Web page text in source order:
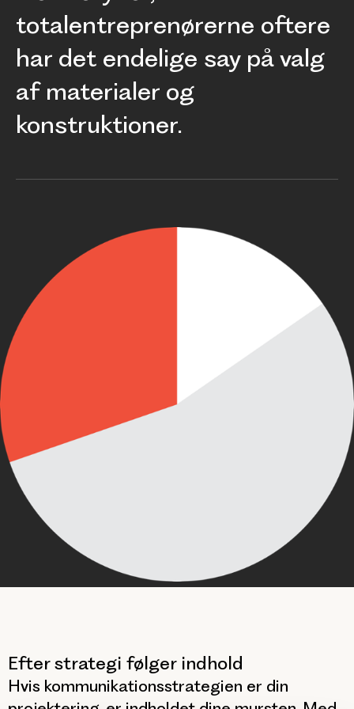
totalentreprenørerne oftere
har det endelige say på valg
af materialer og
konstruktioner.
Efter strategi følger indhold
Hvis kommunikationsstrategien er din